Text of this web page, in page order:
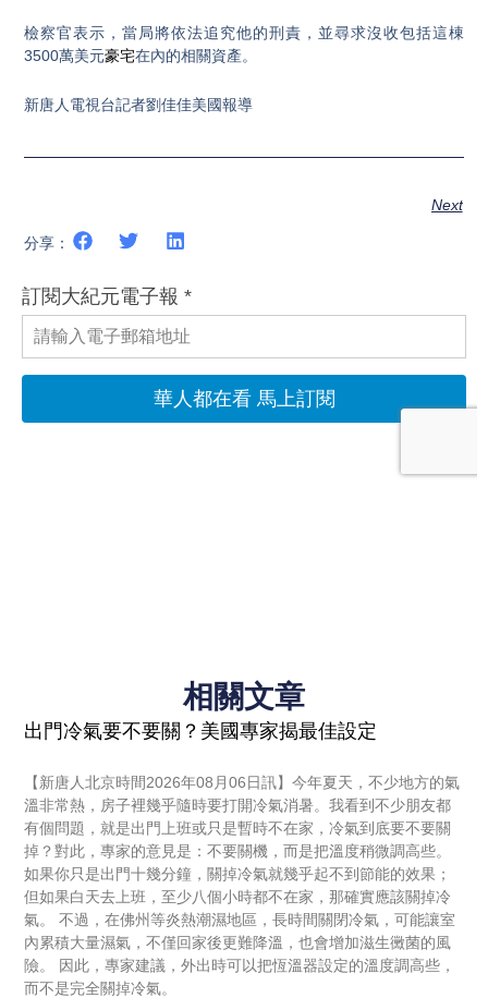
檢察官表示，當局將依法追究他的刑責，並尋求沒收包括這棟
3500萬美元豪宅在內的相關資產。
新唐人電視台記者劉佳佳美國報導
Next
分享：
相關文章
出門冷氣要不要關？美國專家揭最佳設定
【新唐人北京時間2026年08月06日訊】今年夏天，不少地方的氣
溫非常熱，房子裡幾乎隨時要打開冷氣消暑。我看到不少朋友都
有個問題，就是出門上班或只是暫時不在家，冷氣到底要不要關
掉？對此，專家的意見是：不要關機，而是把溫度稍微調高些。
如果你只是出門十幾分鐘，關掉冷氣就幾乎起不到節能的效果；
但如果白天去上班，至少八個小時都不在家，那確實應該關掉冷
氣。 不過，在佛州等炎熱潮濕地區，長時間關閉冷氣，可能讓室
內累積大量濕氣，不僅回家後更難降溫，也會增加滋生黴菌的風
險。 因此，專家建議，外出時可以把恆溫器設定的溫度調高些，
而不是完全關掉冷氣。